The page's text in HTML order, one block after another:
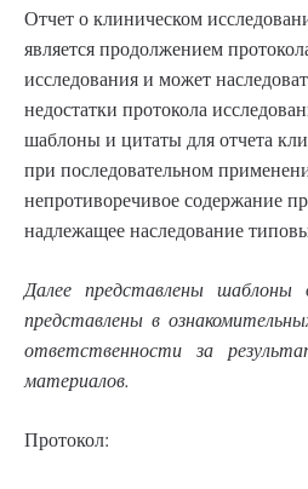
Отчет о клиническом
является продолжением
исследования и может
недостатки протокола
шаблоны и цитаты для отчета
при последовательном
непротиворечивое содержание
надлежащее наследование
Далее представлены шаблоны
представлены в
ответственности за
материалов.
Протокол: